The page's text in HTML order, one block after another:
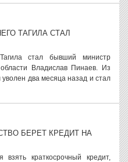
ТАГИЛА СТАЛ
стал бывший министр
Владислав Пинаев. Из
два месяца назад и стал
БЕРЕТ КРЕДИТ НА
взять краткосрочный кредит,